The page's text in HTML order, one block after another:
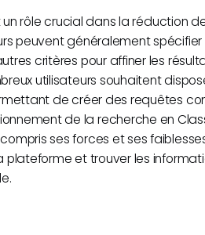
un rôle crucial dans la réduction
peuvent généralement
critères pour affiner les
utilisateurs souhaitent
de créer des requêtes
de la recherche en
ses forces et ses
plateforme et trouver les